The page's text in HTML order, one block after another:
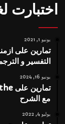
اختبارت
يونيو 1, 2021
التفسير و
يونيو 16, 2024
مع الشرح
يوليو 4, 2022